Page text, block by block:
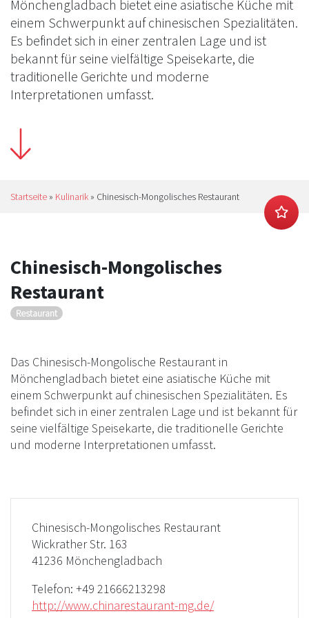
Mönchengladbach bietet eine asiatische Küche mit
einem Schwerpunkt auf chinesischen Spezialitäten.
Es befindet sich in einer zentralen Lage und ist
bekannt für seine vielfältige Speisekarte, die
traditionelle Gerichte und moderne
Interpretationen umfasst.
Startseite » Kulinarik » Chinesisch-Mongolisches Restaurant
Chinesisch-Mongolisches
Restaurant
Restaurant
Das Chinesisch-Mongolische Restaurant in
Mönchengladbach bietet eine asiatische Küche mit
einem Schwerpunkt auf chinesischen Spezialitäten. Es
befindet sich in einer zentralen Lage und ist bekannt für
seine vielfältige Speisekarte, die traditionelle Gerichte
und moderne Interpretationen umfasst.
Chinesisch-Mongolisches Restaurant
Wickrather Str. 163
41236 Mönchengladbach
Telefon: +49 21666213298
http://www.chinarestaurant-mg.de/